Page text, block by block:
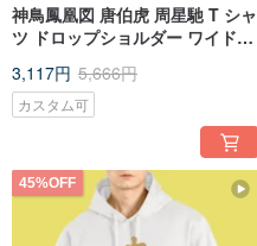
神鳥鳳凰図 唐伯虎 周星馳 T シャ
ツ ドロップショルダー ワイドフ
3,117円 5,666円
カスタム可
45%OFF